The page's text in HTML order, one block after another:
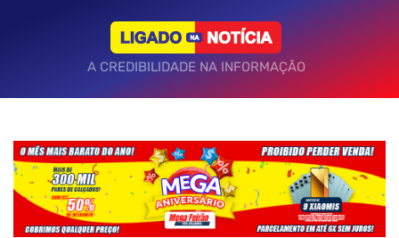
A CREDIBILIDADE NA INFORMAÇÃO